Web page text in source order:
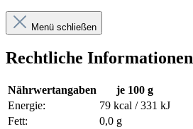
Menü schließen
Rechtliche Informationen
Nährwertangaben
je 100 g
Energie:
79 kcal / 331 kJ
Fett:
0,0 g